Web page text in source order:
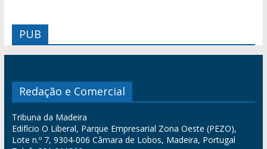
PUB
Redação e Comercial
Tribuna da Madeira
Edifício O Liberal, Parque Empresarial Zona Oeste (PEZO),
Lote n.º 7, 9304-006 Câmara de Lobos, Madeira, Portugal